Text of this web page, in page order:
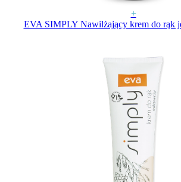
+
EVA SIMPLY Nawilżający krem do rąk